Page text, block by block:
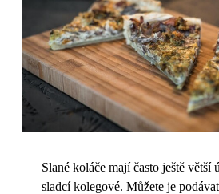
Slané koláče mají často ještě větší
sladcí kolegové. Můžete je